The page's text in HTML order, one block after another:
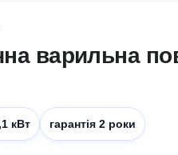
варильна
кВт гарантія 2 роки